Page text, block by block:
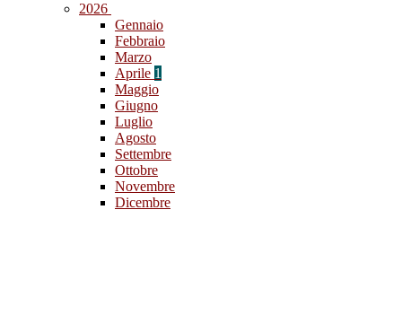
2026
Gennaio
Febbraio
Marzo
Aprile 1
Maggio
Giugno
Luglio
Agosto
Settembre
Ottobre
Novembre
Dicembre